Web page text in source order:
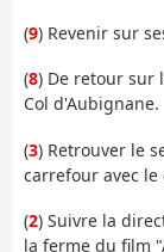
(9) Revenir sur
(8) De retour sur
Col d'Aubignane.
(3) Retrouver le
carrefour avec le
(2) Suivre la
la ferme du film